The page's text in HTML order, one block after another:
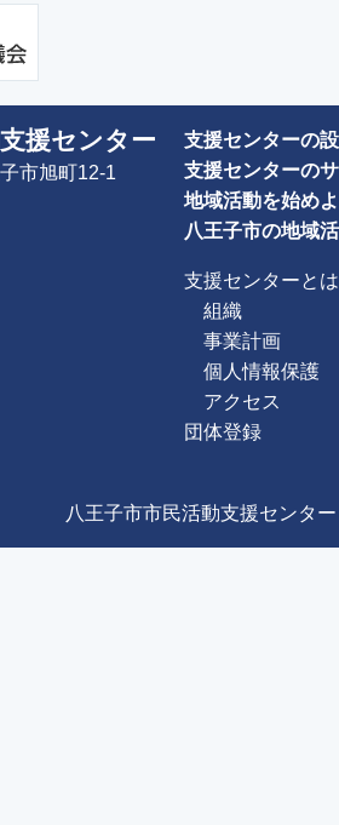
援センター
市旭町12-1
支援センターの
支援センターの
地域活動を始め
八王子市の地域
支援センターとは
組織
事業計画
個人情報保護
アクセス
団体登録
八王子市市民活動支援センタ